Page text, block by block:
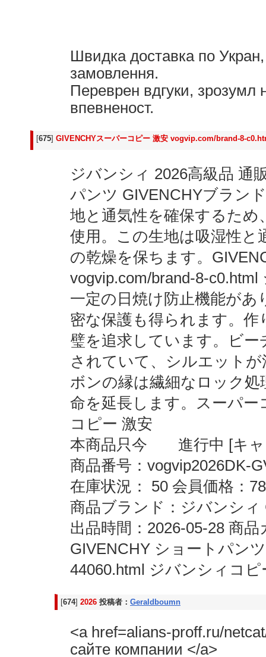
Швидка доставка по
замовлення.
Переврен вдгуки,
впевненост.
[675] GIVENCHYスーパーコピー 激安 vogvip.com/brand-8-
ジバンシィ 2026高級品 通
パンツ GIVENCHYブラン
地と通気性を確保するた
使用。この生地は吸湿性と
の乾燥を保ちます。
vogvip.com/brand-8-
一定の日焼け防止機能があ
密な保護も得られます。
璧を追求しています。ビ
されていて、シルエット
ボンの縁は繊細なロック
命を延長します。スーパー
コピー 激安
本商品只今 進行中 [キャ
商品番号：vogvip2026DK-
在庫状況： 50 会員価格：
商品ブランド：ジバンシィ
出品時間：2026-05-28 商
GIVENCHY ショートパン
44060.html ジバンシィコ
[674] 2026 投稿者： Geraldboumn
<a href=alians-proff.ru/
сайте компании </a>